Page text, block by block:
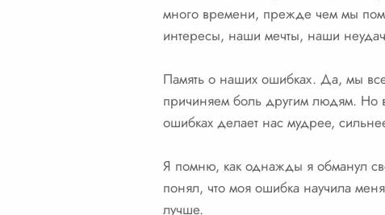
много времени, прежде чем мы
интересы, наши мечты, наши
Память о наших ошибках. Да, мы
причиняем боль другим людям. Но
ошибках делает нас мудрее,
Я помню, как однажды я обманул
понял, что моя ошибка научила
лучше.